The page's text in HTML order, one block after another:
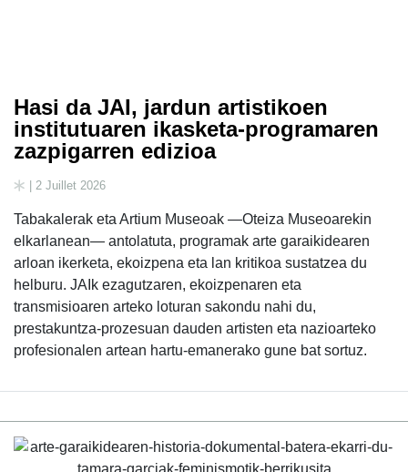
Hasi da JAI, jardun artistikoen
institutuaren ikasketa-programaren
zazpigarren edizioa
| 2 Juillet 2026
Tabakalerak eta Artium Museoak —Oteiza Museoarekin
elkarlanean— antolatuta, programak arte garaikidearen
arloan ikerketa, ekoizpena eta lan kritikoa sustatzea du
helburu. JAIk ezagutzaren, ekoizpenaren eta
transmisioaren arteko loturan sakondu nahi du,
prestakuntza-prozesuan dauden artisten eta nazioarteko
profesionalen artean hartu-emanerako gune bat sortuz.